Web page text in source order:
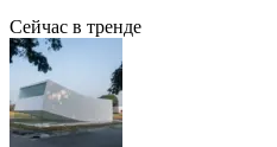
Сейчас в тренде